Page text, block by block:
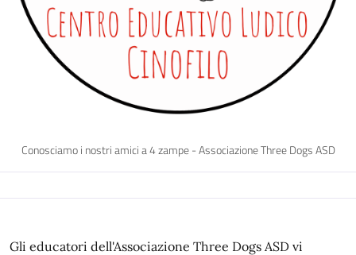
Conosciamo i nostri amici a 4 zampe - Associazione Three Dogs ASD
Gli educatori dell'Associazione Three Dogs ASD vi